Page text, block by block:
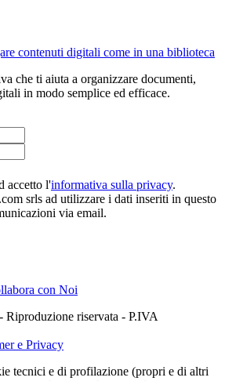
contenuti digitali come in una biblioteca
che ti aiuta a organizzare documenti,
in modo semplice ed efficace.
accetto l'informativa sulla privacy.
srls ad utilizzare i dati inseriti in questo
via email.
con Noi
riservata - P.IVA
e Privacy
tecnici e di profilazione (propri e di altri